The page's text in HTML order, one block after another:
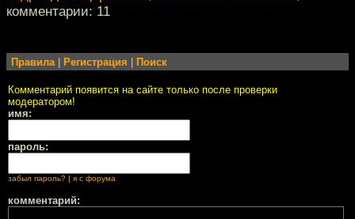
комментарии: 11
Правила| Регистрация Поиск
Комментарий появится на сайте только после проверки
модератором!
имя:
пароль:
забыл пароль? | я с форума
комментарий: